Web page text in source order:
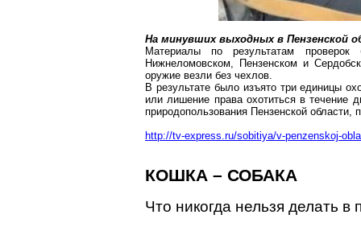
На минувших выходных в Пензенской
Материалы по результатам
Нижнеломовском, Пензенском и
оружие везли без чехлов.
В результате было изъято три единицы
или лишение права охотиться в течение
природопользования Пензенской
http://tv-express.ru/sobitiya/v-penzenskoj-
КОШКА – СОБАКА
Что никогда нельзя делать в